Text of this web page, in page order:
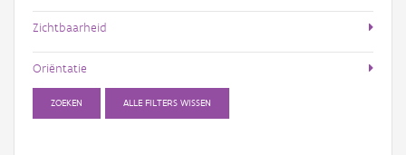
Zichtbaarheid
Oriëntatie
ZOEKEN ALLE FILTERS WISSEN